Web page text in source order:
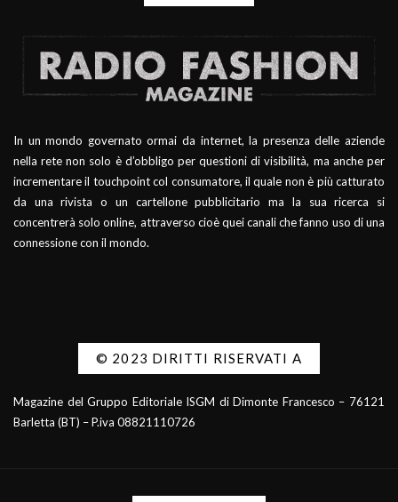
In un mondo governato ormai da internet, la presenza delle aziende
nella rete non solo è d’obbligo per questioni di visibilità, ma anche per
incrementare il touchpoint col consumatore, il quale non è più catturato
da una rivista o un cartellone pubblicitario ma la sua ricerca si
concentrerà solo online, attraverso cioè quei canali che fanno uso di una
connessione con il mondo.
© 2023 DIRITTI RISERVATI A
Magazine del Gruppo Editoriale ISGM di Dimonte Francesco – 76121
Barletta (BT) – P.iva 08821110726